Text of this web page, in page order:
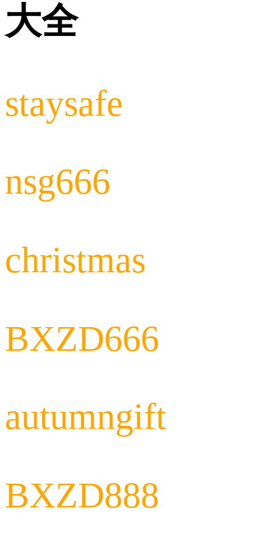
大全
staysafe
nsg666
christmas
BXZD666
autumngift
BXZD888